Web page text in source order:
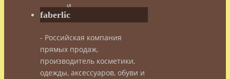
и
силовых
О
faberlic
- Российская компания
прямых продаж,
производитель косметики,
одежды, аксессуаров, обуви и